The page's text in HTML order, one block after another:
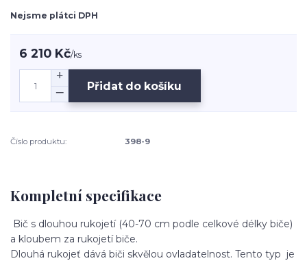
Nejsme plátci DPH
6 210 Kč/ks
Přidat do košíku
Číslo produktu: 398-9
Kompletní specifikace
Bič s dlouhou rukojetí (40-70 cm podle celkové délky biče)
a kloubem za rukojetí biče.
Dlouhá rukojeť dává biči skvělou ovladatelnost. Tento typ je